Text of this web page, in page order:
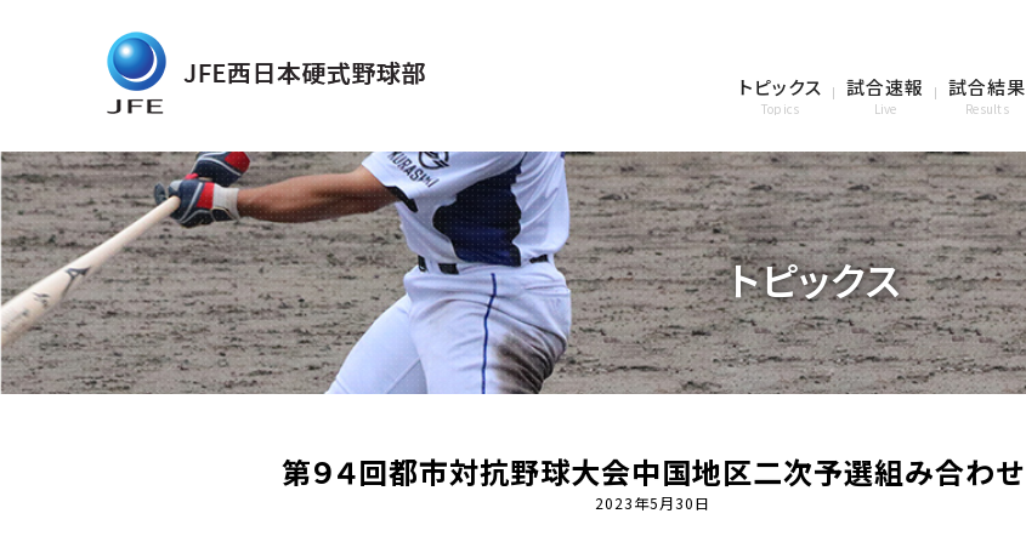
トピックス
Topics
試合速報
Live
試合結果
Results
トピックス
第９４回都市対抗野球大会中国地区二次予選組み合わせ
2023年5月30日